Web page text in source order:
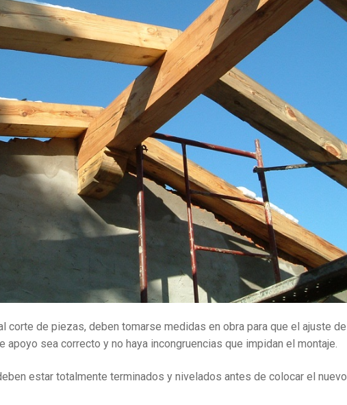
corte de piezas, deben tomarse medidas en obra para que el ajuste de
apoyo sea correcto y no haya incongruencias que impidan el montaje.
estar totalmente terminados y nivelados antes de colocar el nuevo